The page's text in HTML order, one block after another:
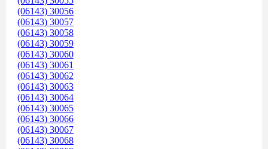
(06143) 30056
(06143) 30057
(06143) 30058
(06143) 30059
(06143) 30060
(06143) 30061
(06143) 30062
(06143) 30063
(06143) 30064
(06143) 30065
(06143) 30066
(06143) 30067
(06143) 30068